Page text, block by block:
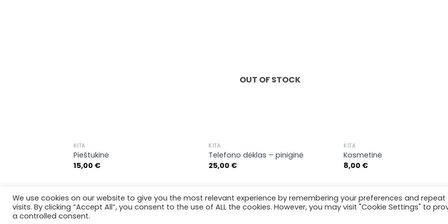
KITA
Pieštukinė
15,00 €
OUT OF STOCK
KITA
Telefono dėklas – piniginė
25,00 €
KITA
Kosmetinė
8,00 €
APIE PRISTATYMO INFORMACIJA TAISYKLĖS GRĄŽINIMO POLITIKA PRIVATUMO POLITIKA KONTAKTAI
Copyright 2026 ©
We use cookies on our website to give you the most relevant experience by remembering your preferences and repeat
visits. By clicking “Accept All”, you consent to the use of ALL the cookies. However, you may visit "Cookie Settings" to
a controlled consent.